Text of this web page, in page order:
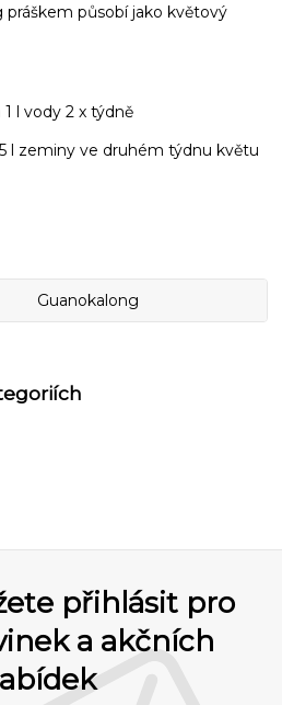
práškem působí jako květový
l vody 2 x týdně
l zeminy ve druhém týdnu květu
Guanokalong
přihlásit pro
a akčních